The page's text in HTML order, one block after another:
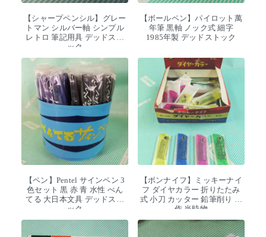
【シャープペンシル】グレー
トマン シルバー軸 シンプル
レトロ 筆記用具 デッドスト
ック
【ボールペン】パイロット萬
年筆 黒軸 ノック式 細字
1985年製 デッドストック
【ペン】Pentel サインペン 3
色セット 黒 赤 青 水性 ぺん
てる 大日本文具 デッドスト
ック
【ボンナイフ】ミッキーナイ
フ ダイヤカラー 折りたたみ
式 小刀 カッター 鉛筆削り 工
作 当時物